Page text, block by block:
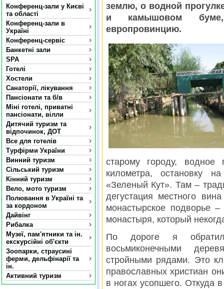
Конференц-зали у Києві
та області
Конференц-зали в
Україні
Конференц-сервіс
Банкетні зали
SPA
Готелі
Хостели
Санаторії, лікування
Пансіонати та б/в
Міні готелі, приватні
пансіонати, вілли
Дитячий туризм та
відпочинок, ДОТ
Все для готелів
Турфірми України
Винний туризм
Сільський туризм
Кінний туризм
Вело, мото туризм
Полювання в Україні та
за кордоном
Дайвінг
Рибалка
Музеї, пам'ятники та ін.
екскурсійні об'єкти
Зоопарки, страусині
ферми, дельфінарії та
ін.
Активний туризм
землю, о водной
и камышовом буме,
европровинцию.
старому городу,
километра, остановку
«Зеленый Кут». Там –
дегустация местного
монастырское подворье
монастыря, который
По дороге я
восьмиконечными
стройными рядами. Это
православных христиан
в ногах усопшего. Откуда